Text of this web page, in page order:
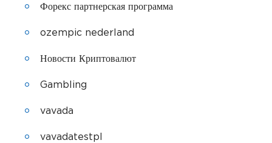
Форекс партнерская программа
ozempic nederland
Новости Криптовалют
Gambling
vavada
vavadatestpl